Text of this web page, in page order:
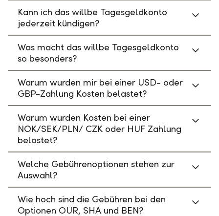
Kann ich das willbe Tagesgeldkonto
jederzeit kündigen?
Was macht das willbe Tagesgeldkonto
so besonders?
Warum wurden mir bei einer USD- oder
GBP-Zahlung Kosten belastet?
Warum wurden Kosten bei einer
NOK/SEK/PLN/ CZK oder HUF Zahlung
belastet?
Welche Gebührenoptionen stehen zur
Auswahl?
Wie hoch sind die Gebühren bei den
Optionen OUR, SHA und BEN?